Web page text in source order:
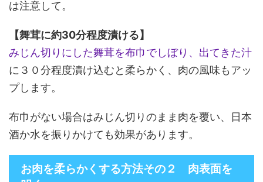
は注意して。
【舞茸に約30分程度漬ける】
みじん切りにした舞茸を布巾でしぼり、出てきた汁
に３０分程度漬け込むと柔らかく、肉の風味もアッ
プします。
布巾がない場合はみじん切りのまま肉を覆い、日本
酒か水を振りかけても効果があります。
お肉を柔らかくする方法その２ 肉表面を